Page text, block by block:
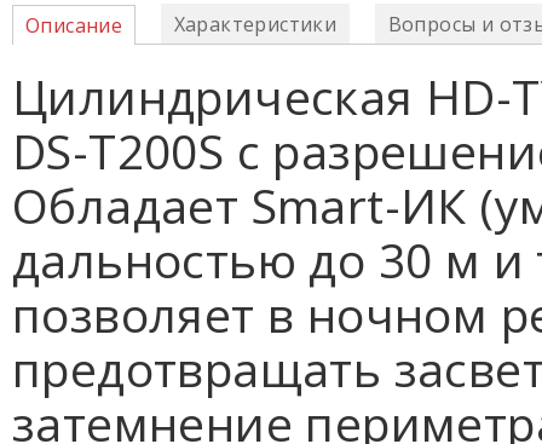
Описание Характеристики Вопросы и
Цилиндрическая HD-
DS-T200S с
Обладает Smart-ИК
дальностью до 30 м и
позволяет в ночном
предотвращать
затемнение